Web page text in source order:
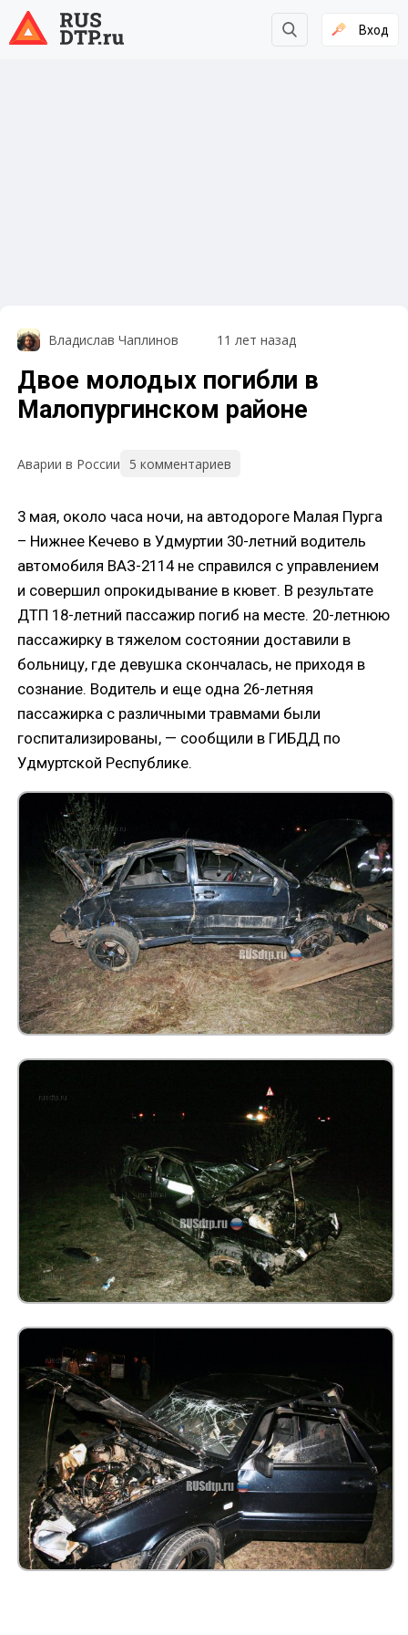
Вход
Владислав Чаплинов 11 лет назад
Двое молодых погибли в
Малопургинском районе
Аварии в России 5 комментариев
3 мая, около часа ночи, на автодороге Малая Пурга
– Нижнее Кечево в Удмуртии 30-летний водитель
автомобиля ВАЗ-2114 не справился с управлением
и совершил опрокидывание в кювет. В результате
ДТП 18-летний пассажир погиб на месте. 20-летнюю
пассажирку в тяжелом состоянии доставили в
больницу, где девушка скончалась, не приходя в
сознание. Водитель и еще одна 26-летняя
пассажирка с различными травмами были
госпитализированы, — сообщили в ГИБДД по
Удмуртской Республике.